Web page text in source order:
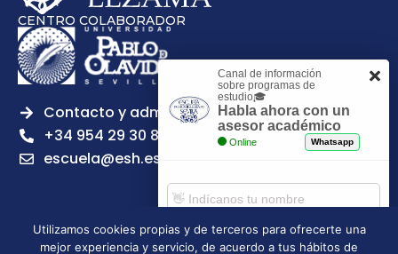
CENTRO COLABORADOR
Contacto y admisiones
+34 954 29 30 81
escuela@esh.es
Utilizamos cookies propias y de terceros para ofrecerte una
mejor experiencia y servicio, de acuerdo a tus hábitos de
Canal de información
sobre programas de
estudio🎓
Habla ahora con un
asesor académico
Online Whatsapp